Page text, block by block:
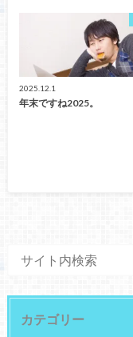
2025.12.1
年末ですね2025。
カテゴリー